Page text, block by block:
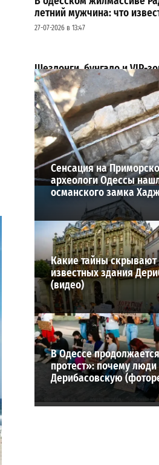
летний мужчина: что
27-07-2026 в 13:47
Шезлонги, бунгало и VIP-
придется заплатить за
21-07-2026 в 19:23
ВИБОР РЕДАКЦИИ
Сенсация на
археологи Одессы
османского замка
Какие тайны
известных здания
(видео)
В Одессе
протест»: почему
Дерибасовскую